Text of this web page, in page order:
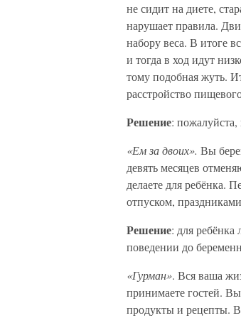
не сидит на диете,
нарушает правила.
набору веса. В итоге
и тогда в ход идут
тому подобная жуть.
расстройство
Решение: пожалуйста,
«Ем за двоих». Вы
девять месяцев
делаете для ребёнка.
отпуском,
Решение: для ребёнка
поведении до
«Гурман». Вся ваша
принимаете гостей.
продукты и рецепты.